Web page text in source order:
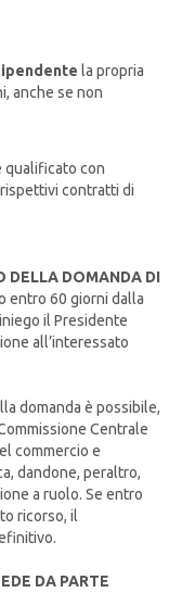
la propria
anche se non
qualificato con
contratti di
DELLA DOMANDA DI
entro 60 giorni dalla
il Presidente
all’interessato
domanda è possibile,
Centrale
commercio e
dandone, peraltro,
a ruolo. Se entro
ricorso, il
DA PARTE